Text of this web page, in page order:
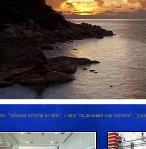
"тайланд паттайя валюта", а еще "подводный мир пхукета",